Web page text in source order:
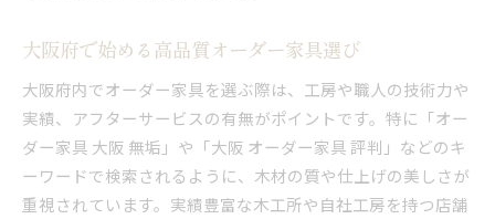
木材選びで変わる長く使える家具の秘訣
長く使える家具を作るための木材知識
大阪府で人気の耐久性重視オーダー家具
木材の種類ごとのメリットとデメリット
オーダー家具選びで重視すべき品質とは
大阪府で始める高品質オーダー家具選び
大阪府内でオーダー家具を選ぶ際は、工房や職人の技術力や
実績、アフターサービスの有無がポイントです。特に「オー
ダー家具 大阪 無垢」や「大阪 オーダー家具 評判」などのキ
ーワードで検索されるように、木材の質や仕上げの美しさが
重視されています。実績豊富な木工所や自社工房を持つ店舗